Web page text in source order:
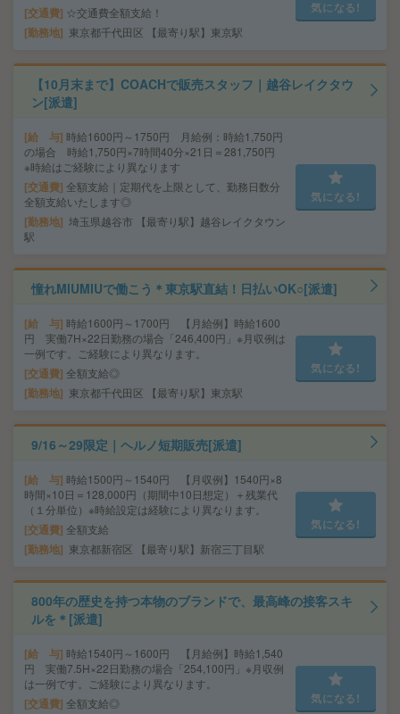
交通費 ☆交通費全額支給！
勤務地 東京都千代田区 【最寄り駅】東京駅
気になる!
【10月末まで】COACHで販売スタッフ｜越谷レイクタウ
ン[派遣]
給 与 時給1600円～1750円 月給例：時給1,750円
の場合 時給1,750円×7時間40分×21日＝281,750円
※時給はご経験により異なります
交通費 全額支給｜定期代を上限として、勤務日数分
全額支給いたします◎
勤務地 埼玉県越谷市 【最寄り駅】越谷レイクタウン
駅
気になる!
憧れMIUMIUで働こう＊東京駅直結！日払いOK○[派遣]
給 与 時給1600円～1700円 【月給例】時給1600
円 実働7H×22日勤務の場合「246,400円」※月収例は
一例です。ご経験により異なります。
交通費 全額支給◎
勤務地 東京都千代田区 【最寄り駅】東京駅
気になる!
9/16～29限定｜ヘルノ短期販売[派遣]
給 与 時給1500円～1540円 【月収例】1540円×8
時間×10日＝128,000円（期間中10日想定）＋残業代
（１分単位）※時給設定は経験により異なります。
交通費 全額支給
勤務地 東京都新宿区 【最寄り駅】新宿三丁目駅
気になる!
800年の歴史を持つ本物のブランドで、最高峰の接客スキ
ルを＊[派遣]
給 与 時給1540円～1600円 【月給例】時給1,540
円 実働7.5H×22日勤務の場合「254,100円」※月収例
は一例です。ご経験により異なります。
交通費 全額支給◎ 気になる!